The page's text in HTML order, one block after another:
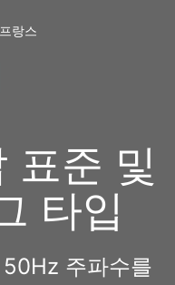
프랑스
표준 및
타입
주파수를